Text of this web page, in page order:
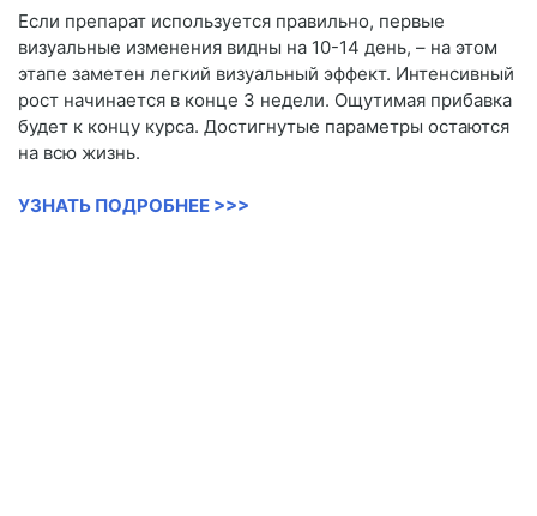
Если препарат используется правильно, первые
визуальные изменения видны на 10-14 день, – на этом
этапе заметен легкий визуальный эффект. Интенсивный
рост начинается в конце 3 недели. Ощутимая прибавка
будет к концу курса. Достигнутые параметры остаются
на всю жизнь.
УЗНАТЬ ПОДРОБНЕЕ >>>